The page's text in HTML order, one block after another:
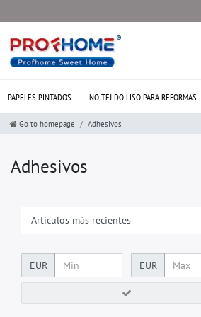
PAPELES PINTADOS NO TEJIDO LISO PARA REFORMAS
Go to homepage Adhesivos
Adhesivos
EUR EUR